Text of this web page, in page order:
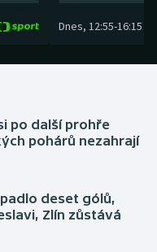
Dnes, 12:55-16:15
po další prohře
pohárů nezahrají
deset gólů,
Zlín zůstává